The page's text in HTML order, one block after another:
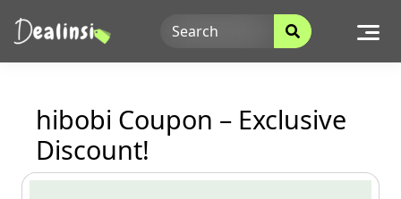
hibobi Coupon – Exclusive
Discount!